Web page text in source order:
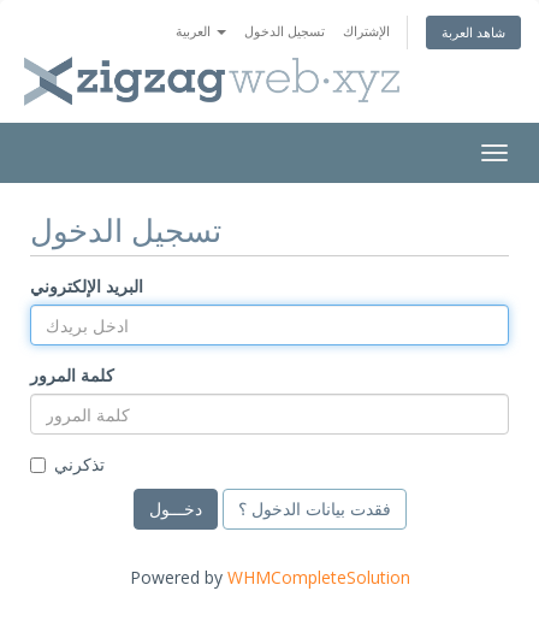
تسجيل الدخول الإشتراك شاهد العربة
تسجيل الدخول
البريد الإلكتروني
كلمة المرور
تذكرني
فقدت بيانات الدخول ؟
Powered by WHMCompleteSolution